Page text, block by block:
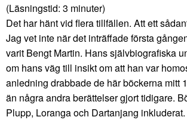
(Läsningstid: 3 minuter)
Det har hänt vid flera tillfällen. Att ett
Jag vet inte när det inträffade första
varit Bengt Martin. Hans självbiografiska
om hans väg till insikt om att han var
anledning drabbade de här böckerna mitt
än några andra berättelser gjort tidigare.
Plupp, Loranga och Dartanjang inkluderat.